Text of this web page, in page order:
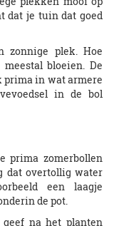
dat je tuin dat goed
zonnige plek. Hoe
bloeien. De
prima in wat armere
in de bol
prima zomerbollen
dat overtollig water
een laagje
de pot.
na het planten